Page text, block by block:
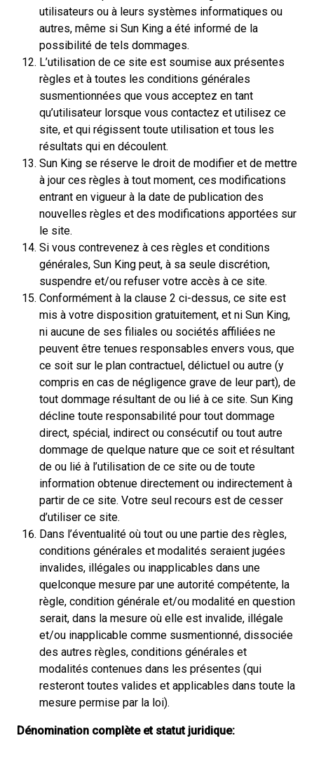
utilisateurs ou à leurs systèmes informatiques ou
autres, même si Sun King a été informé de la
possibilité de tels dommages.
L’utilisation de ce site est soumise aux présentes
règles et à toutes les conditions générales
susmentionnées que vous acceptez en tant
qu’utilisateur lorsque vous contactez et utilisez ce
site, et qui régissent toute utilisation et tous les
résultats qui en découlent.
Sun King se réserve le droit de modifier et de mettre
à jour ces règles à tout moment, ces modifications
entrant en vigueur à la date de publication des
nouvelles règles et des modifications apportées sur
le site.
Si vous contrevenez à ces règles et conditions
générales, Sun King peut, à sa seule discrétion,
suspendre et/ou refuser votre accès à ce site.
Conformément à la clause 2 ci-dessus, ce site est
mis à votre disposition gratuitement, et ni Sun King,
ni aucune de ses filiales ou sociétés affiliées ne
peuvent être tenues responsables envers vous, que
ce soit sur le plan contractuel, délictuel ou autre (y
compris en cas de négligence grave de leur part), de
tout dommage résultant de ou lié à ce site. Sun King
décline toute responsabilité pour tout dommage
direct, spécial, indirect ou consécutif ou tout autre
dommage de quelque nature que ce soit et résultant
de ou lié à l’utilisation de ce site ou de toute
information obtenue directement ou indirectement à
partir de ce site. Votre seul recours est de cesser
d’utiliser ce site.
Dans l’éventualité où tout ou une partie des règles,
conditions générales et modalités seraient jugées
invalides, illégales ou inapplicables dans une
quelconque mesure par une autorité compétente, la
règle, condition générale et/ou modalité en question
serait, dans la mesure où elle est invalide, illégale
et/ou inapplicable comme susmentionné, dissociée
des autres règles, conditions générales et
modalités contenues dans les présentes (qui
resteront toutes valides et applicables dans toute la
mesure permise par la loi).
Dénomination complète et statut juridique: